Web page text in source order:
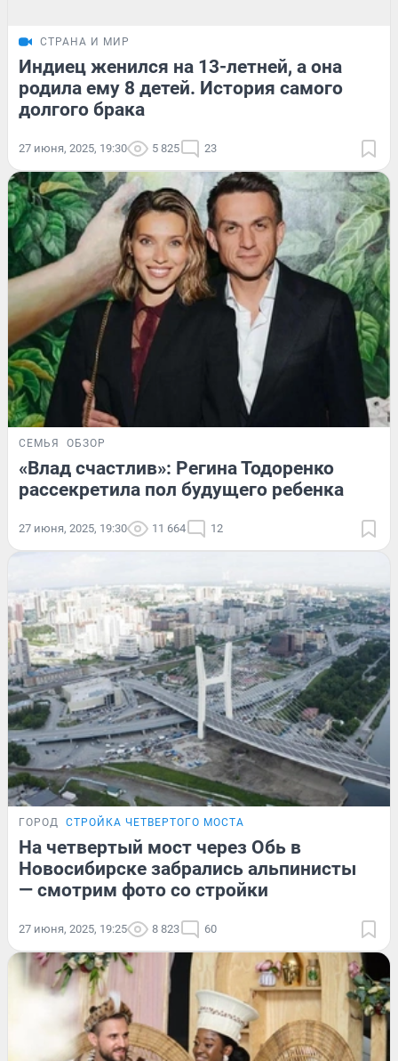
СТРАНА И МИР
Индиец женился на 13-летней, а она
родила ему 8 детей. История самого
долгого брака
27 июня, 2025, 19:30 5 825 23
СЕМЬЯ ОБЗОР
«Влад счастлив»: Регина Тодоренко
рассекретила пол будущего ребенка
27 июня, 2025, 19:30 11 664 12
ГОРОД СТРОЙКА ЧЕТВЕРТОГО МОСТА
На четвертый мост через Обь в
Новосибирске забрались альпинисты
— смотрим фото со стройки
27 июня, 2025, 19:25 8 823 60